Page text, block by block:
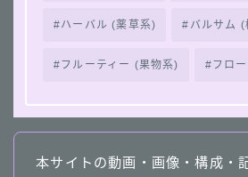
ハーバル (薬草系) バルサム (
フルーティー (果物系) フロ
本サイトの動画・画像・構成・